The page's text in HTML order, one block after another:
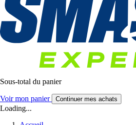
Sous-total du panier
Voir mon panier Continuer mes achats
Loading...